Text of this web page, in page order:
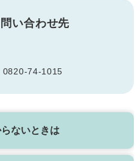
い合わせ先
0820-74-1015
らないときは